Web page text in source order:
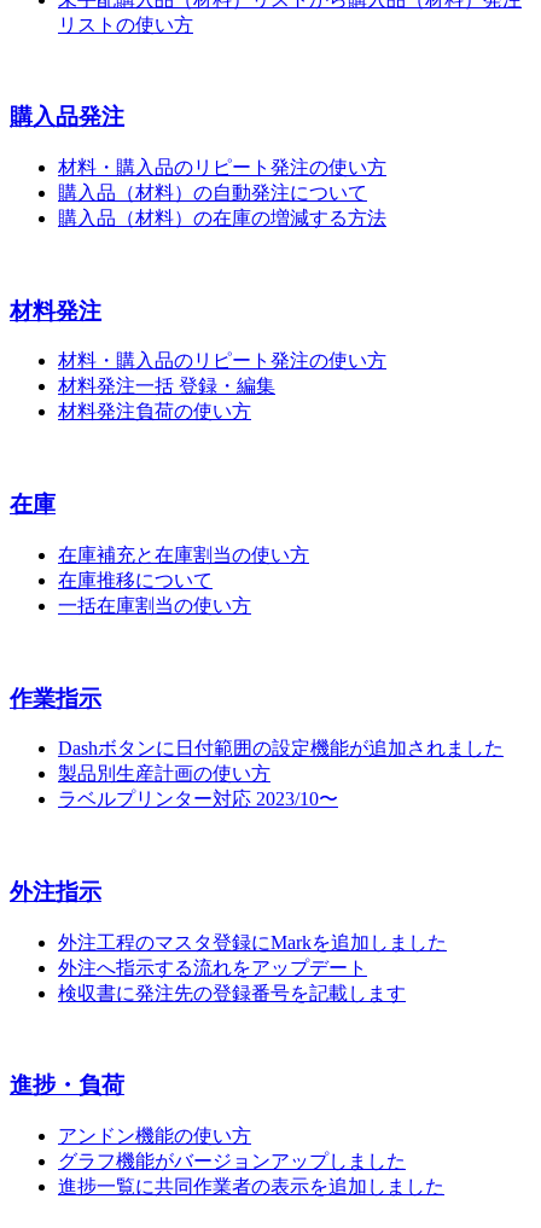
リストの使い方
購入品発注
材料・購入品のリピート発注の使い方
購入品（材料）の自動発注について
購入品（材料）の在庫の増減する方法
材料発注
材料・購入品のリピート発注の使い方
材料発注一括 登録・編集
材料発注負荷の使い方
在庫
在庫補充と在庫割当の使い方
在庫推移について
一括在庫割当の使い方
作業指示
Dashボタンに日付範囲の設定機能が追加されました
製品別生産計画の使い方
ラベルプリンター対応 2023/10〜
外注指示
外注工程のマスタ登録にMarkを追加しました
外注へ指示する流れをアップデート
検収書に発注先の登録番号を記載します
進捗・負荷
アンドン機能の使い方
グラフ機能がバージョンアップしました
進捗一覧に共同作業者の表示を追加しました